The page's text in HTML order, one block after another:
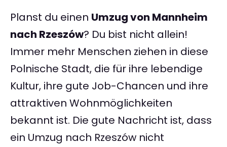
Planst du einen Umzug von Mannheim
nach Rzeszów? Du bist nicht allein!
Immer mehr Menschen ziehen in diese
Polnische Stadt, die für ihre lebendige
Kultur, ihre gute Job-Chancen und ihre
attraktiven Wohnmöglichkeiten
bekannt ist. Die gute Nachricht ist, dass
ein Umzug nach Rzeszów nicht